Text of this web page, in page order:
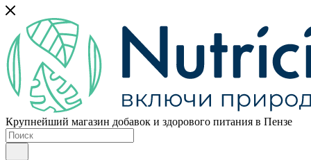
Крупнейший магазин добавок и здорового питания в Пензе